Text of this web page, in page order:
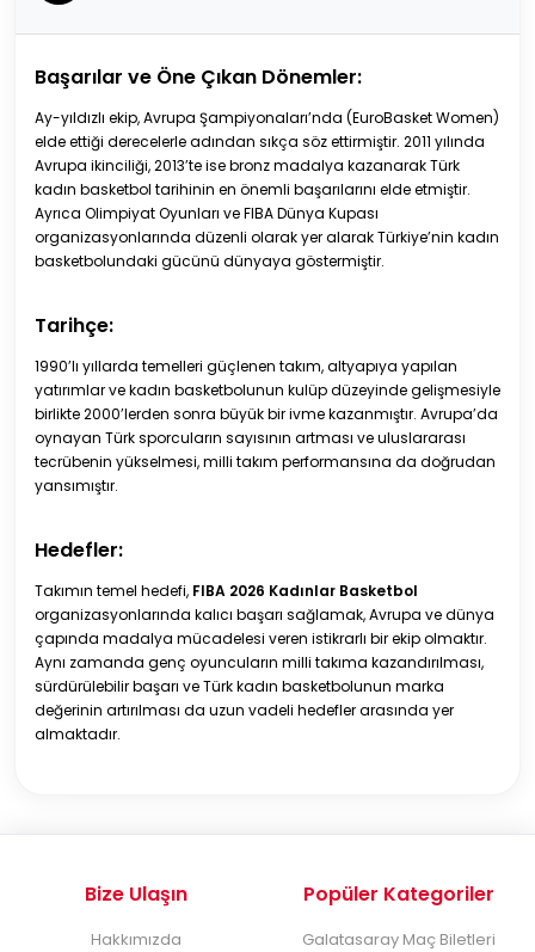
Başarılar ve Öne Çıkan Dönemler:
Ay-yıldızlı ekip, Avrupa Şampiyonaları’nda (EuroBasket Women)
elde ettiği derecelerle adından sıkça söz ettirmiştir. 2011 yılında
Avrupa ikinciliği, 2013’te ise bronz madalya kazanarak Türk
kadın basketbol tarihinin en önemli başarılarını elde etmiştir.
Ayrıca Olimpiyat Oyunları ve FIBA Dünya Kupası
organizasyonlarında düzenli olarak yer alarak Türkiye’nin kadın
basketbolundaki gücünü dünyaya göstermiştir.
Tarihçe:
1990’lı yıllarda temelleri güçlenen takım, altyapıya yapılan
yatırımlar ve kadın basketbolunun kulüp düzeyinde gelişmesiyle
birlikte 2000’lerden sonra büyük bir ivme kazanmıştır. Avrupa’da
oynayan Türk sporcuların sayısının artması ve uluslararası
tecrübenin yükselmesi, milli takım performansına da doğrudan
yansımıştır.
Hedefler:
Takımın temel hedefi, FIBA 2026 Kadınlar Basketbol
organizasyonlarında kalıcı başarı sağlamak, Avrupa ve dünya
çapında madalya mücadelesi veren istikrarlı bir ekip olmaktır.
Aynı zamanda genç oyuncuların milli takıma kazandırılması,
sürdürülebilir başarı ve Türk kadın basketbolunun marka
değerinin artırılması da uzun vadeli hedefler arasında yer
almaktadır.
Bize Ulaşın
Hakkımızda
Popüler Kategoriler
Galatasaray Maç Biletleri